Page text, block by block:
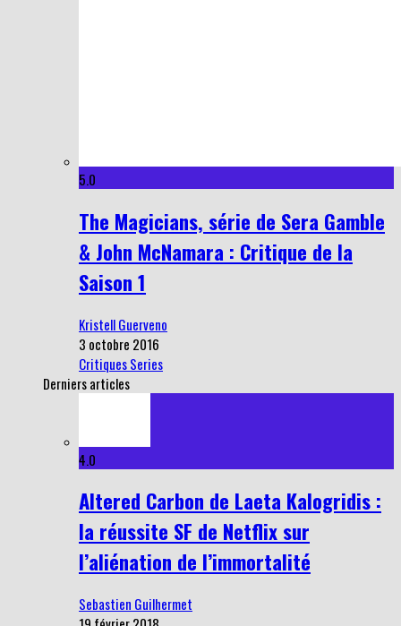
5.0
The Magicians, série de Sera Gamble
& John McNamara : Critique de la
Saison 1
Kristell Guerveno
3 octobre 2016
Critiques Series
Derniers articles
4.0
Altered Carbon de Laeta Kalogridis :
la réussite SF de Netflix sur
l’aliénation de l’immortalité
Sebastien Guilhermet